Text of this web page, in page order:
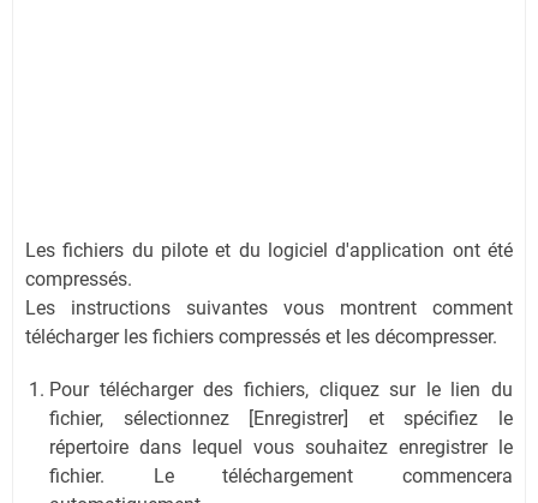
Les fichiers du pilote et du logiciel d'application ont été
compressés.
Les instructions suivantes vous montrent comment
télécharger les fichiers compressés et les décompresser.
Pour télécharger des fichiers, cliquez sur le lien du
fichier, sélectionnez [Enregistrer] et spécifiez le
répertoire dans lequel vous souhaitez enregistrer le
fichier. Le téléchargement commencera